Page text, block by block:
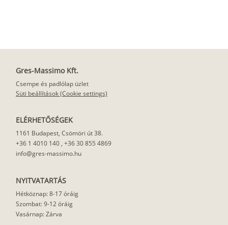
Gres-Massimo Kft.
Csempe és padlólap üzlet
Süti beállítások (Cookie settings)
ELÉRHETŐSÉGEK
1161 Budapest, Csömöri út 38.
+36 1 4010 140 , +36 30 855 4869
info@gres-massimo.hu
NYITVATARTÁS
Hétköznap: 8-17 óráig
Szombat: 9-12 óráig
Vasárnap: Zárva